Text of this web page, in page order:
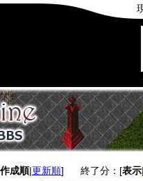
作成順|更新順] 終了分：[表示|